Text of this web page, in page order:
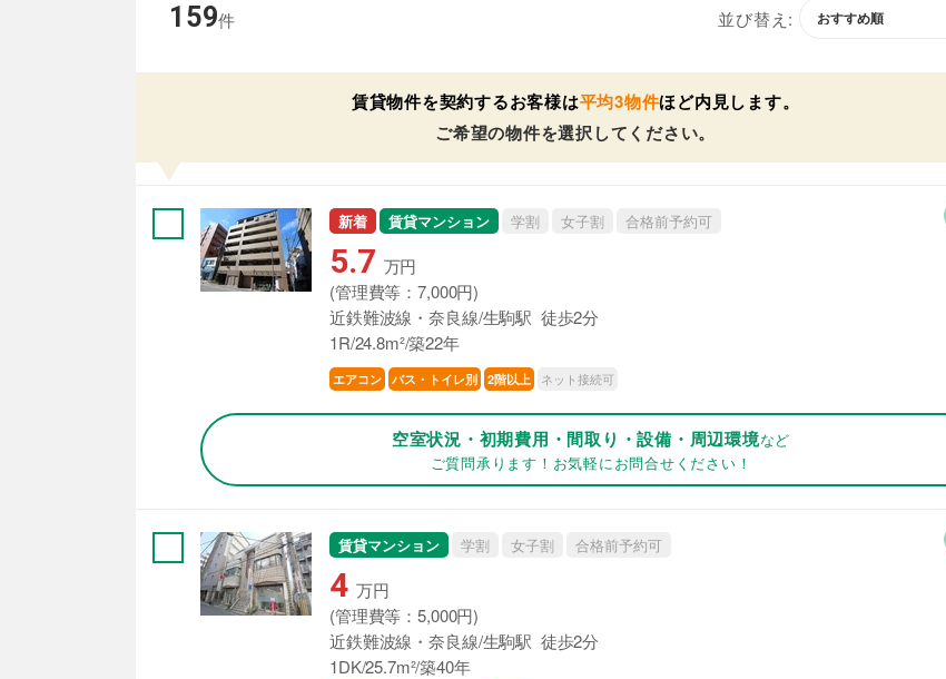
159件 並び替え:
賃貸物件を契約するお客様は平均3物件ほど内見します。
ご希望の物件を選択してください。
新着 賃貸マンション 学割 女子割 合格前予約可
5.7 万円
(管理費等：7,000円)
近鉄難波線・奈良線/生駒駅 徒歩2分
1R/24.8m²/築22年
エアコン バス・トイレ別 2階以上 ネット接続可
空室状況・初期費用・間取り・設備・周辺環境など
ご質問承ります！お気軽にお問合せください！
賃貸マンション 学割 女子割 合格前予約可
4 万円
(管理費等：5,000円)
近鉄難波線・奈良線/生駒駅 徒歩2分
1DK/25.7m²/築40年